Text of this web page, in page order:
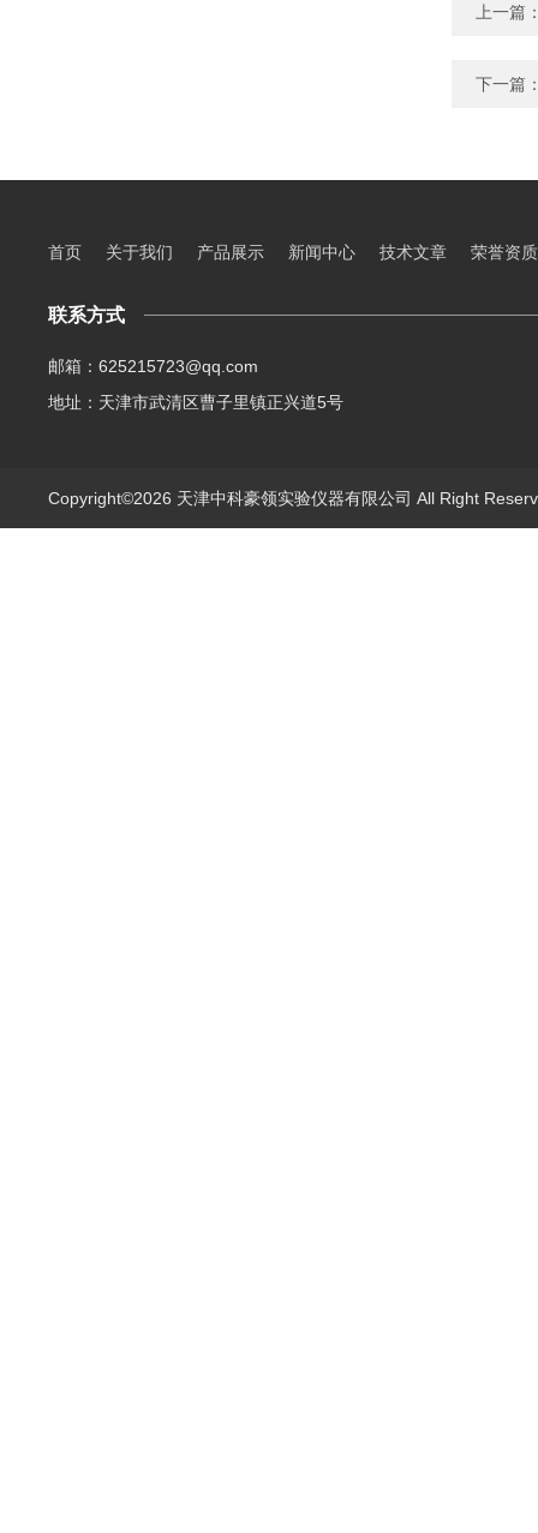
上一篇
下一篇
首页 关于我们 产品展示 新闻中心 技术文章 荣誉资质
联系方式
邮箱：625215723@qq.com
地址：天津市武清区曹子里镇正兴道5号
Copyright©2026 天津中科豪领实验仪器有限公司 All Right